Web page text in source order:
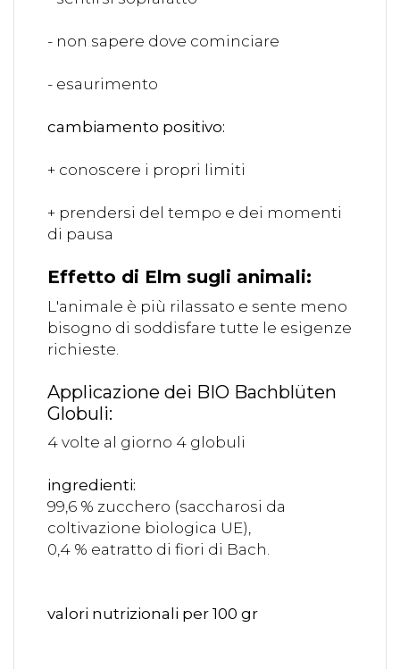
- non sapere dove cominciare
- esaurimento
cambiamento positivo:
+ conoscere i propri limiti
+ prendersi del tempo e dei momenti
di pausa
Effetto di Elm sugli animali:
L'animale è più rilassato e sente meno
bisogno di soddisfare tutte le esigenze
richieste.
Applicazione dei BIO Bachblüten
Globuli:
4 volte al giorno 4 globuli
ingredienti:
99,6 % zucchero (saccharosi da
coltivazione biologica UE),
0,4 % eatratto di fiori di Bach.
valori nutrizionali per 100 gr